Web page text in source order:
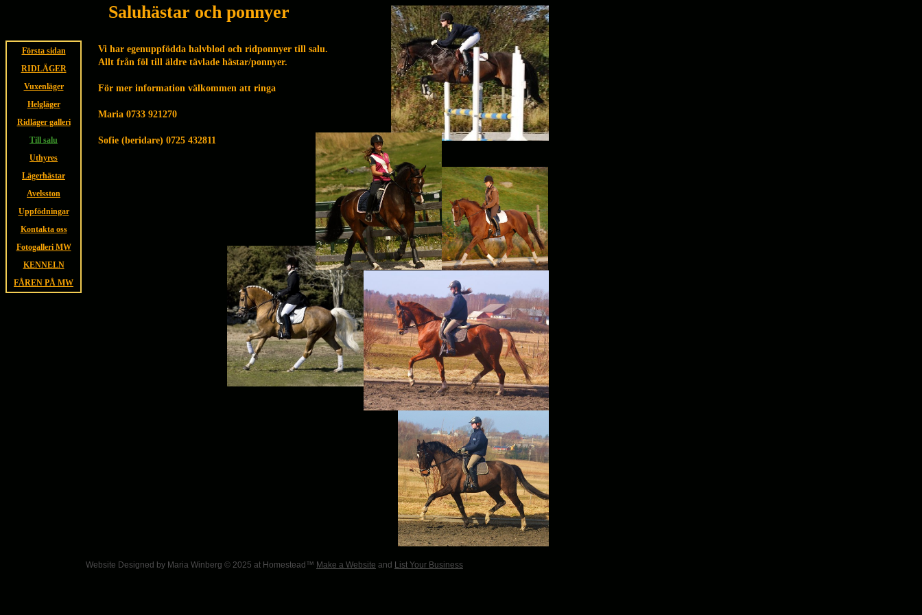
Första sidan
RIDLÄGER
Vuxenläger
Helgläger
Ridläger galleri
Till salu
Uthyres
Lägerhästar
Avelsston
Uppfödningar
Kontakta oss
Fotogalleri MW
KENNELN
FÅREN PÅ MW
Saluhästar och ponnyer
Vi har egenuppfödda halvblod och ridponnyer till salu.
Allt från föl till äldre tävlade hästar/ponnyer.
För mer information välkommen att ringa
Maria 0733 921270
Sofie (beridare) 0725 432811
Website Designed by Maria Winberg © 2025 at Homestead™ Make a Website and List Your Business